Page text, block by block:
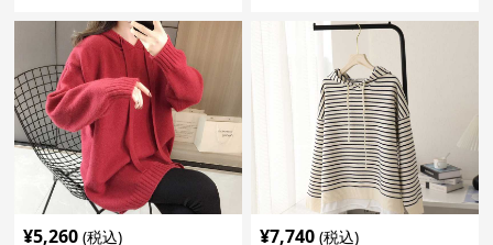
¥5,260 (税込) ¥7,740 (税込)